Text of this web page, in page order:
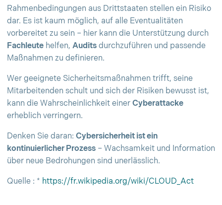
Rahmenbedingungen aus Drittstaaten stellen ein Risiko
dar. Es ist kaum möglich, auf alle Eventualitäten
vorbereitet zu sein – hier kann die Unterstützung durch
Fachleute helfen, Audits durchzuführen und passende
Maßnahmen zu definieren.
Wer geeignete Sicherheitsmaßnahmen trifft, seine
Mitarbeitenden schult und sich der Risiken bewusst ist,
kann die Wahrscheinlichkeit einer Cyberattacke
erheblich verringern.
Denken Sie daran: Cybersicherheit ist ein
kontinuierlicher Prozess – Wachsamkeit und Information
über neue Bedrohungen sind unerlässlich.
Quelle : * https://fr.wikipedia.org/wiki/CLOUD_Act